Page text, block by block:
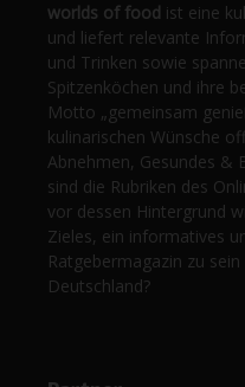
worlds of food ist eine
und liefert relevante
und Trinken sowie
Spitzenköchen und ihre
Motto „gemeinsam
kulinarischen Wünsche
Abnehmen, Gesundes &
sind die Rubriken des
vor dessen Hintergrund
Zieles, ein informatives
Ratgebermagazin zu
Deutschland?